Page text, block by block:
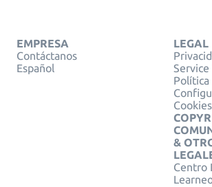
EMPRESA
Contáctanos
Español
LEGAL
Service
Política
Cookies
&
Centro